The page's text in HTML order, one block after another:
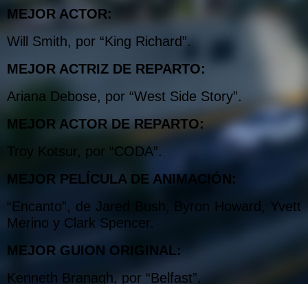
MEJOR ACTOR:
Will Smith, por “King Richard”.
MEJOR ACTRIZ DE REPARTO:
Ariana Debose, por “West Side Story”.
MEJOR ACTOR DE REPARTO:
Troy Kotsur, por “CODA”.
MEJOR PELÍCULA DE ANIMACIÓN:
“Encanto”, de Jared Bush, Byron Howard, Yvett
Merino y Clark Spencer.
MEJOR GUION ORIGINAL:
Kenneth Branagh, por “Belfast”.